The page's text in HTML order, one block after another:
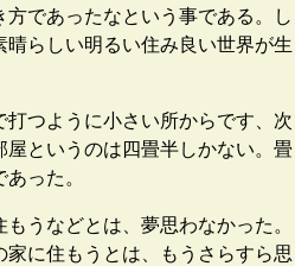
であったなという事である。し
らしい明るい住み良い世界が生
つように小さい所からです、次
というのは四畳半しかない。畳
った。
うなどとは、夢思わなかった。
に住もうとは、もうさらすら思